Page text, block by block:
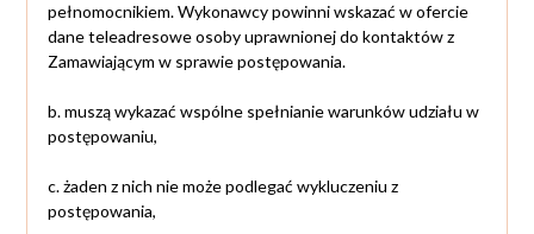
pełnomocnikiem. Wykonawcy powinni wskazać w ofercie
dane teleadresowe osoby uprawnionej do kontaktów z
Zamawiającym w sprawie postępowania.
b. muszą wykazać wspólne spełnianie warunków udziału w
postępowaniu,
c. żaden z nich nie może podlegać wykluczeniu z
postępowania,